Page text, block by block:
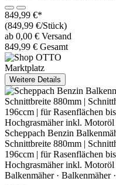
849,99 €*
(849,99 €/Stück)
ab 0,00 € Versand
849,99 € Gesamt
Marktplatz
Weitere Details
Scheppach Benzin
Schnittbreite 880mm |
196ccm | für Rasenflächen
Hochgrasmäher inkl. Motoröl
Balkenmäher · Balkenmäher